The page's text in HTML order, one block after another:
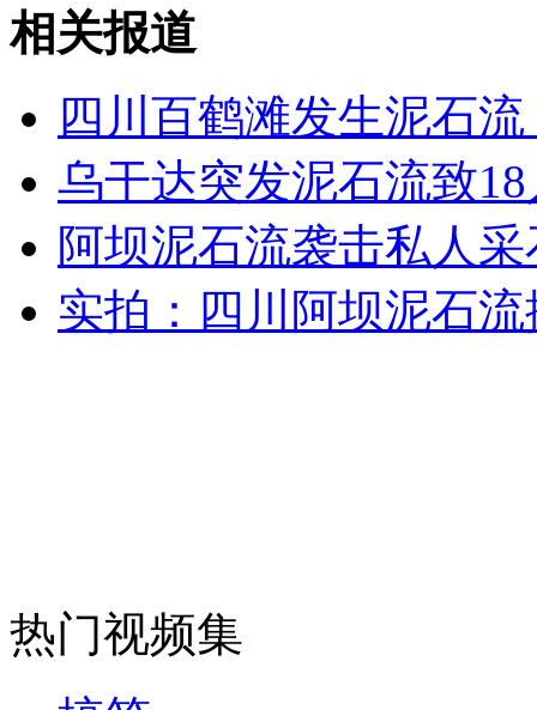
安徽一实载49人客车翻车
走！跟着总书记去植树
消防员救轻生者 花炮节热闹非凡 减压"枕头大战"
相关报道
四川百鹤滩发生泥石
乌干达突发泥石流致
阿坝泥石流袭击私人
实拍：四川阿坝泥石
热门视频集